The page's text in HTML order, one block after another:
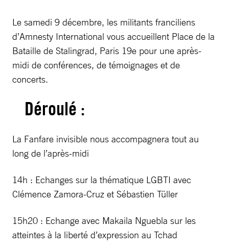
Le samedi 9 décembre, les militants franciliens
d’Amnesty International vous accueillent Place de la
Bataille de Stalingrad, Paris 19e pour une après-
midi de conférences, de témoignages et de
concerts.
Déroulé :
La Fanfare invisible nous accompagnera tout au
long de l’après-midi
14h : Echanges sur la thématique LGBTI avec
Clémence Zamora-Cruz et Sébastien Tüller
15h20 : Echange avec Makaila Nguebla sur les
atteintes à la liberté d’expression au Tchad